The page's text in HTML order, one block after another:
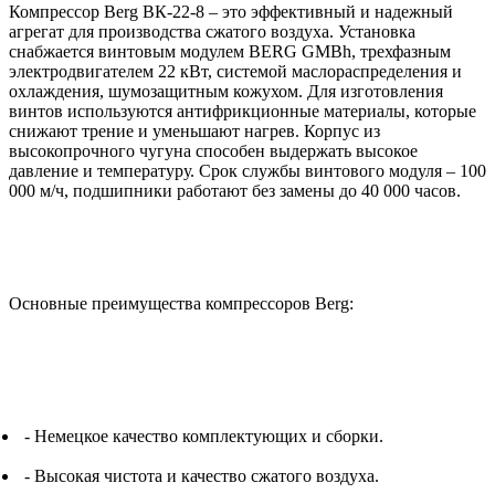
Компрессор Berg ВК-22-8 – это эффективный и надежный
агрегат для производства сжатого воздуха. Установка
снабжается винтовым модулем BERG GMBh, трехфазным
электродвигателем 22 кВт, системой маслораспределения и
охлаждения, шумозащитным кожухом. Для изготовления
винтов используются антифрикционные материалы, которые
снижают трение и уменьшают нагрев. Корпус из
высокопрочного чугуна способен выдержать высокое
давление и температуру. Срок службы винтового модуля – 100
000 м/ч, подшипники работают без замены до 40 000 часов.
Основные преимущества компрессоров Berg:
- Немецкое качество комплектующих и сборки.
- Высокая чистота и качество сжатого воздуха.